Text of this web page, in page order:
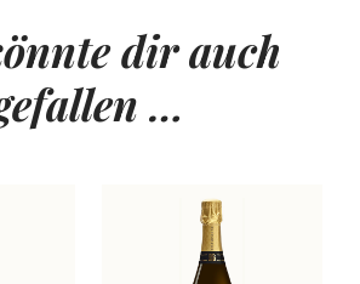
dir auch
…